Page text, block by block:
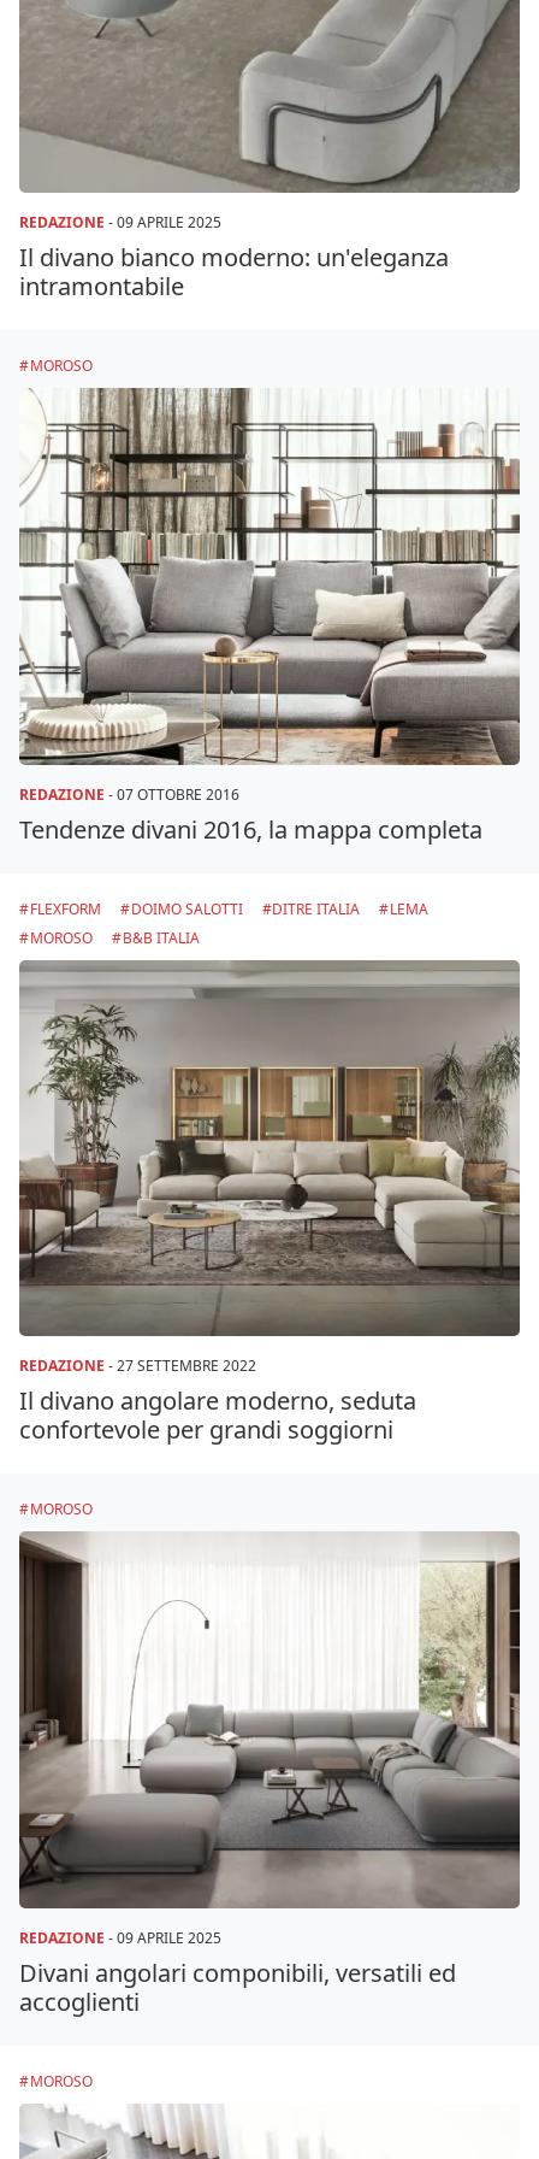
REDAZIONE -09 APRILE 2025
Il divano bianco moderno: un'eleganza
intramontabile
MOROSO
REDAZIONE -07 OTTOBRE 2016
Tendenze divani 2016, la mappa completa
FLEXFORM DOIMO SALOTTI DITRE ITALIA
LEMA
MOROSO
B&B ITALIA
REDAZIONE -27 SETTEMBRE 2022
Il divano angolare moderno, seduta
confortevole per grandi soggiorni
MOROSO
REDAZIONE -09 APRILE 2025
Divani angolari componibili, versatili ed
accoglienti
MOROSO